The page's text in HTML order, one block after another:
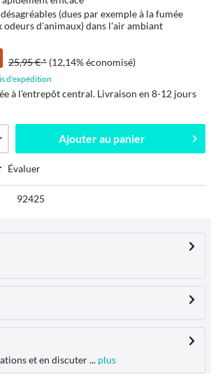
(dues par exemple à la fumée
odeurs d'animaux) dans l'air ambiant
25,95 € * (12,14% économisé)
d'expédition
à l'entrepôt central. Livraison en 8-12 jours
Ajouter au panier
Évaluer
92425
et en discuter ... plus